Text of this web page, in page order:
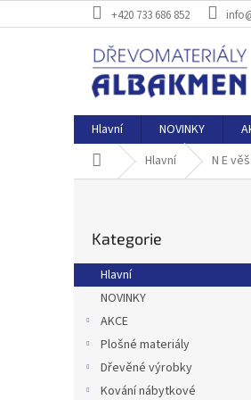
na
+420 733 686 852
Hlavní NOVINKY
Domů Hlavní N E
r
a
kategorie
Kategorie
Hlavní
NOVINKY
AKCE
Plošné materiály
Dřevěné výrobky
Kování nábytkové